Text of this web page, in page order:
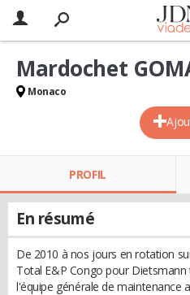
Mardochet
Monaco
PROFIL
En résumé
De 2010 à nos jours en rotation
Total E&P Congo pour
l'équipe générale de